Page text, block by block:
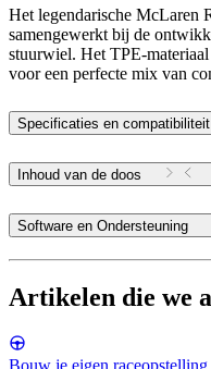
Het legendarische McLaren
samengewerkt bij de
stuurwiel. Het TPE-
voor een perfecte mix van
Specificaties en compatibiliteit
Inhoud van de doos
Software en Ondersteuning
Artikelen die we
Bouw je eigen raceopstelling